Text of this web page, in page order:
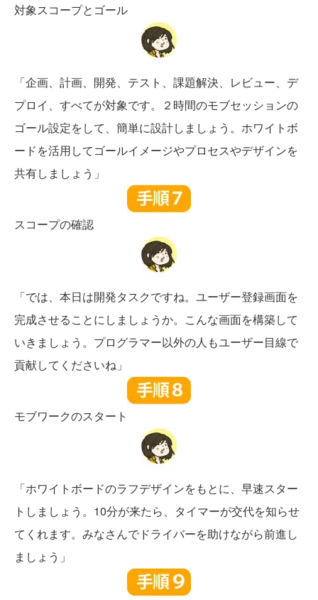
対象スコープとゴール
「企画、計画、開発、テスト、課題解決、レビュー、デ
プロイ、すべてが対象です。２時間のモブセッションの
ゴール設定をして、簡単に設計しましょう。ホワイトボ
ードを活用してゴールイメージやプロセスやデザインを
共有しましょう」
スコープの確認
「では、本日は開発タスクですね。ユーザー登録画面を
完成させることにしましょうか。こんな画面を構築して
いきましょう。プログラマー以外の人もユーザー目線で
貢献してくださいね」
モブワークのスタート
「ホワイトボードのラフデザインをもとに、早速スター
トしましょう。10分が来たら、タイマーが交代を知らせ
てくれます。みなさんでドライバーを助けながら前進し
ましょう」